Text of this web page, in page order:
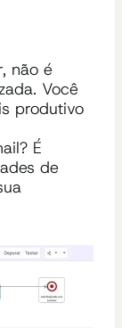
não é
Você
produtivo
É
de